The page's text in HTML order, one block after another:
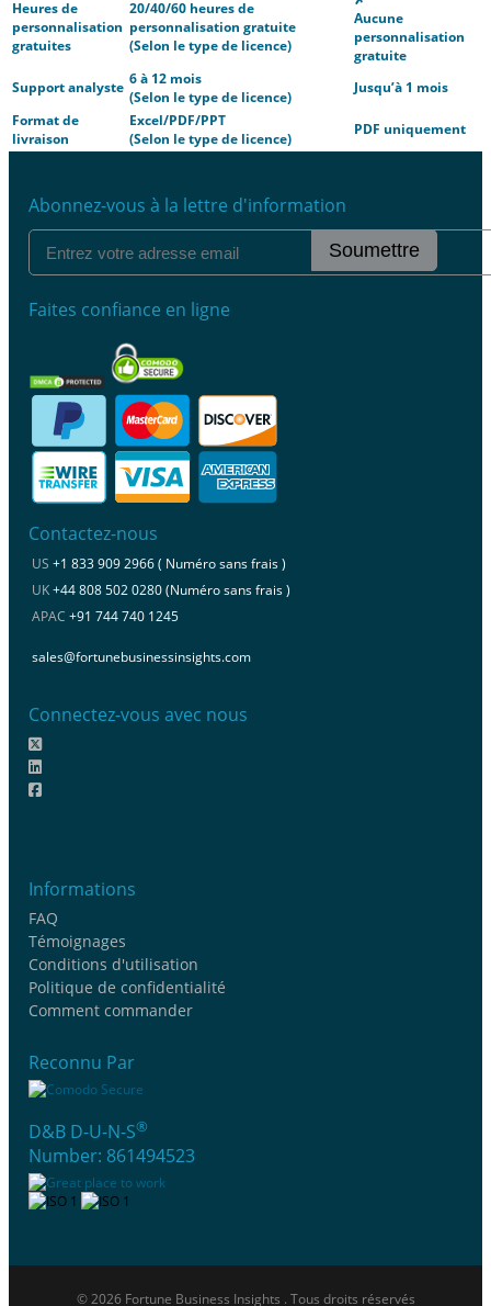
Heures de
personnalisation
gratuites
20/40/60 heures de
personnalisation gratuite
(Selon le type de licence)
Aucune
personnalisation
gratuite
Support analyste 6 à 12 mois
(Selon le type de licence)
Jusqu’à 1 mois
Format de
livraison
Excel/PDF/PPT
(Selon le type de licence)
PDF uniquement
Abonnez-vous à la lettre d'information
Soumettre
Faites confiance en ligne
Contactez-nous
US +1 833 909 2966 ( Numéro sans frais )
UK+44 808 502 0280 (Numéro sans frais )
APAC +91 744 740 1245
sales@fortunebusinessinsights.com
Connectez-vous avec nous
Informations
FAQ
Témoignages
Conditions d'utilisation
Politique de confidentialité
Comment commander
Reconnu Par
D&B D-U-N-S®
Number: 861494523
© 2026 Fortune Business Insights . Tous droits réservés